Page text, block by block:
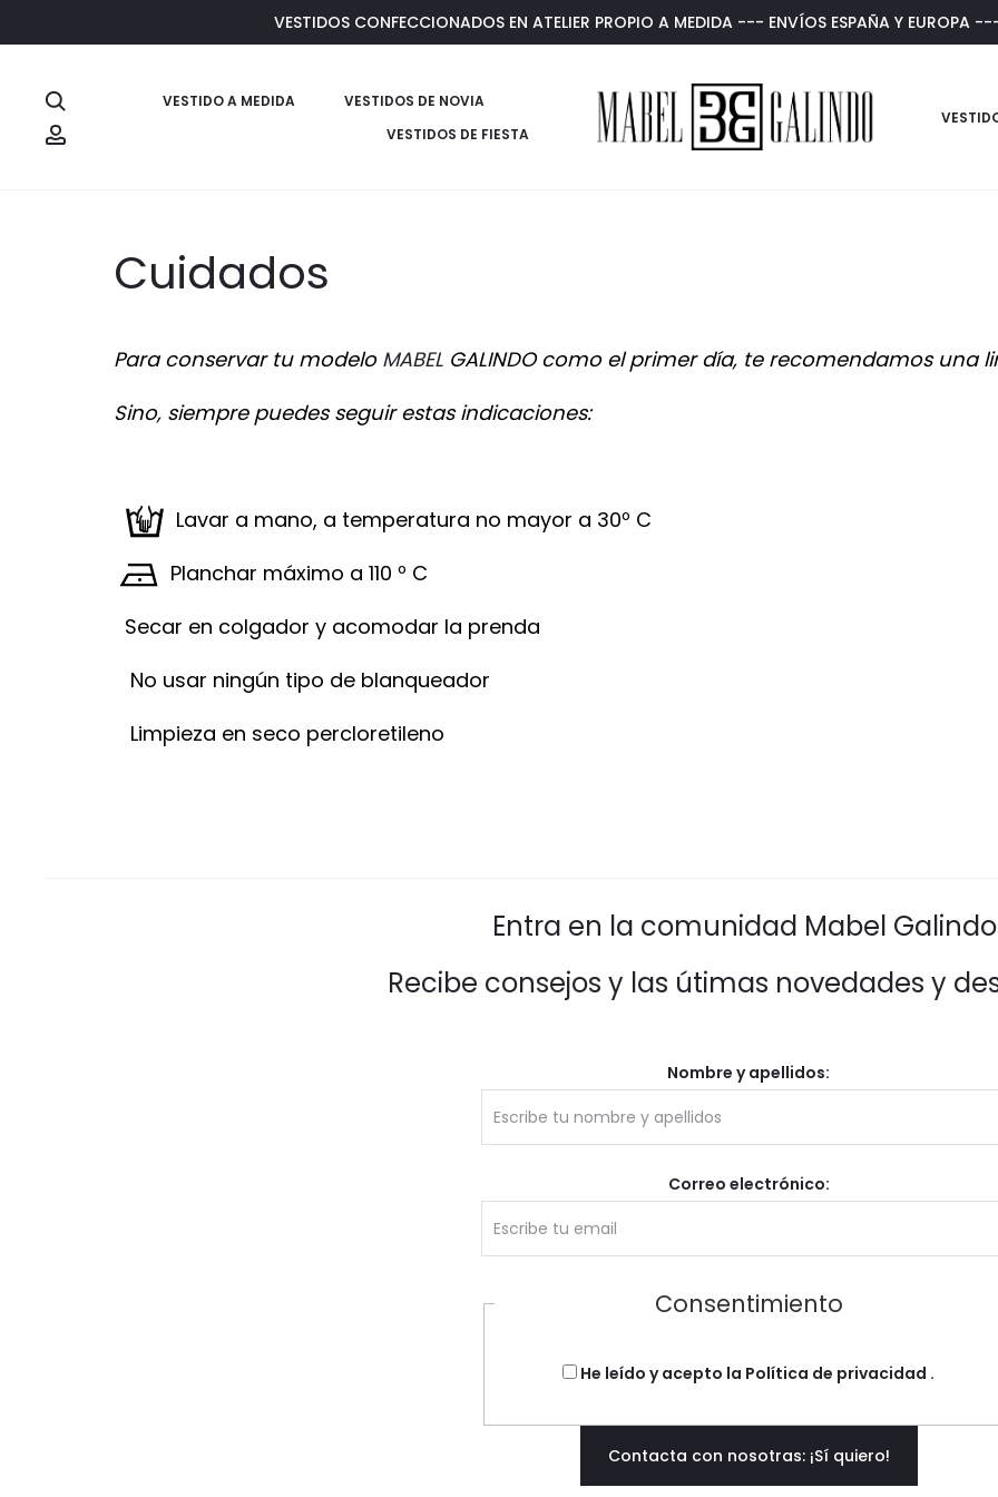
VESTIDOS CONFECCIONADOS EN ATELIER PROPIO A MEDIDA --- ENVÍOS ESPAÑA Y
VESTIDO A MEDIDA
VESTIDOS DE NOVIA
VESTIDOS DE FIESTA
Cuidados
Para conservar tu modelo MABEL GALINDO como el primer día, te recomendamos una
Sino, siempre puedes seguir estas indicaciones:
Lavar a mano, a temperatura no mayor a 30º C
Planchar máximo a 110 º C
Secar en colgador y acomodar la prenda
No usar ningún tipo de blanqueador
Limpieza en seco percloretileno
Entra en la comunidad Mabel
Recibe consejos y las útimas novedades y
Nombre y apellidos:
Correo electrónico:
Consentimiento
He leído y acepto la Política de privacidad .
Contacta con nosotras: ¡Sí quiero!